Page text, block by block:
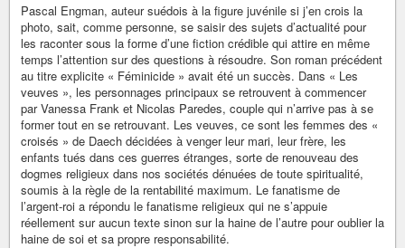
Pascal Engman, auteur suédois à la figure juvénile si j’en crois la
photo, sait, comme personne, se saisir des sujets d’actualité pour
les raconter sous la forme d’une fiction crédible qui attire en même
temps l’attention sur des questions à résoudre. Son roman précédent
au titre explicite « Féminicide » avait été un succès. Dans « Les
veuves », les personnages principaux se retrouvent à commencer
par Vanessa Frank et Nicolas Paredes, couple qui n’arrive pas à se
former tout en se retrouvant. Les veuves, ce sont les femmes des «
croisés » de Daech décidées à venger leur mari, leur frère, les
enfants tués dans ces guerres étranges, sorte de renouveau des
dogmes religieux dans nos sociétés dénuées de toute spiritualité,
soumis à la règle de la rentabilité maximum. Le fanatisme de
l’argent-roi a répondu le fanatisme religieux qui ne s’appuie
réellement sur aucun texte sinon sur la haine de l’autre pour oublier la
haine de soi et sa propre responsabilité.